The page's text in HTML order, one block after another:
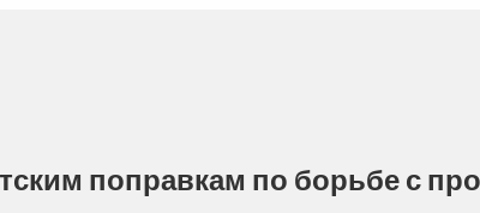
поправкам по борьбе с